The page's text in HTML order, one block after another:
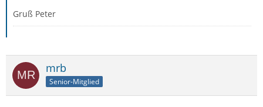
Gruß Peter
mrb
Senior-Mitglied